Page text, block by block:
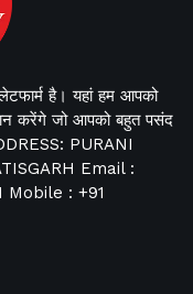
है। यहां हम आपको
करेंगे जो आपको बहुत पसंद
PURANI
Email :
Mobile : +91